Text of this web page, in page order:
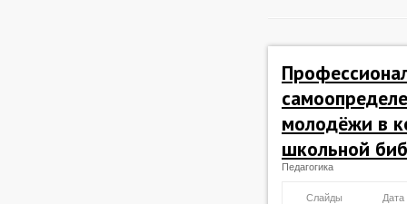
молодёжи в
школьной
Педагогика
Слайды
Дата